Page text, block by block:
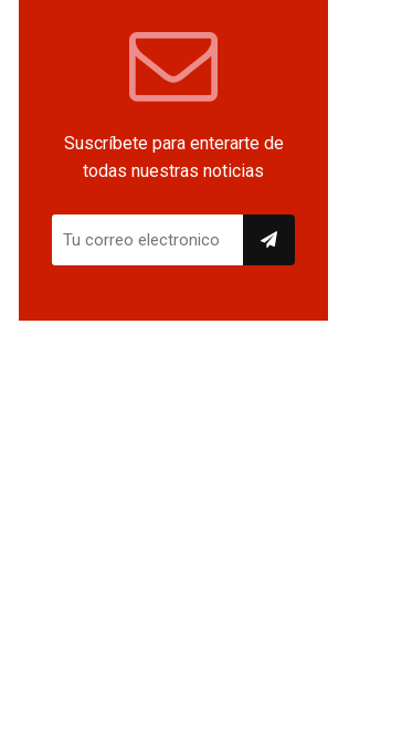
Suscríbete para enterarte de
todas nuestras noticias